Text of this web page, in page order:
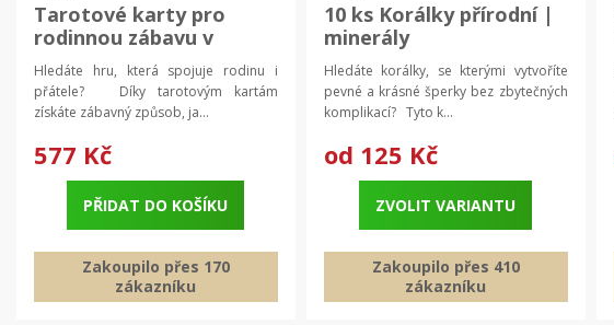
Tarotové karty pro
rodinnou zábavu v
angličtině | věštecké
karty 78 ks
Hledáte hru, která spojuje rodinu i
přátele? Díky tarotovým kartám
získáte zábavný způsob, ja...
577 Kč
PŘIDAT DO KOŠÍKU
Zakoupilo přes 170
zákazníku
10 ks Korálky přírodní |
minerály
Hledáte korálky, se kterými vytvoříte
pevné a krásné šperky bez zbytečných
komplikací? Tyto k...
od 125 Kč
ZVOLIT VARIANTU
Zakoupilo přes 410
zákazníku